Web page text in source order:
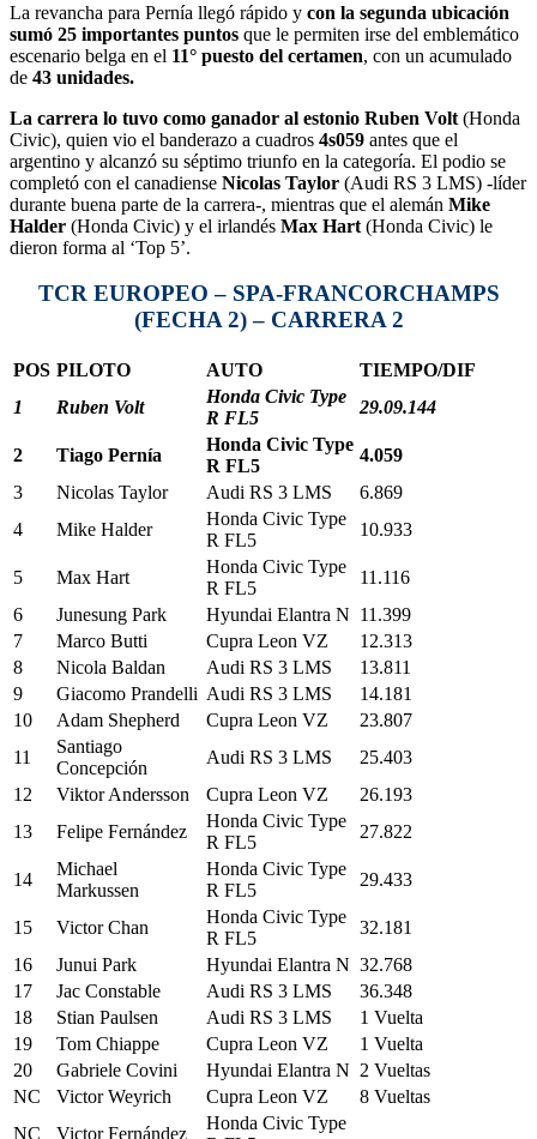
La revancha para Pernía llegó rápido y con la segunda ubicación
sumó 25 importantes puntos que le permiten irse del emblemático
escenario belga en el 11° puesto del certamen, con un acumulado
de 43 unidades.
La carrera lo tuvo como ganador al estonio Ruben Volt (Honda
Civic), quien vio el banderazo a cuadros 4s059 antes que el
argentino y alcanzó su séptimo triunfo en la categoría. El podio se
completó con el canadiense Nicolas Taylor (Audi RS 3 LMS) -líder
durante buena parte de la carrera-, mientras que el alemán Mike
Halder (Honda Civic) y el irlandés Max Hart (Honda Civic) le
dieron forma al ‘Top 5’.
TCR EUROPEO – SPA-FRANCORCHAMPS
(FECHA 2) – CARRERA 2
POS PILOTO AUTO
TIEMPO/DIF
1
Ruben Volt
Honda Civic Type
R FL5
29.09.144
2 Tiago Pernía
Honda Civic Type
R FL5
4.059
3
Nicolas Taylor Audi RS 3 LMS
6.869
4
Mike Halder
Honda Civic Type
R FL5
10.933
5 Max Hart
Honda Civic Type
R FL5
11.116
6
Junesung Park Hyundai Elantra N 11.399
7
Marco Butti Cupra Leon VZ
12.313
8
Nicola Baldan Audi RS 3 LMS
13.811
9
Giacomo Prandelli Audi RS 3 LMS
14.181
10
Adam Shepherd Cupra Leon VZ
23.807
11
Santiago
Concepción
Audi RS 3 LMS
25.403
12
Viktor Andersson Cupra Leon VZ
26.193
13
Felipe Fernández
Honda Civic Type
R FL5
27.822
14
Michael
Markussen
Honda Civic Type
R FL5
29.433
15 Victor Chan
Honda Civic Type
R FL5
32.181
16
Junui Park Hyundai Elantra N 32.768
17
Jac Constable Audi RS 3 LMS
36.348
18
Stian Paulsen Audi RS 3 LMS
1 Vuelta
19
Tom Chiappe Cupra Leon VZ
1 Vuelta
20
Gabriele Covini Hyundai Elantra N 2 Vueltas
NC
Victor Weyrich Cupra Leon VZ
8 Vueltas
NC
Victor Fernández
Honda Civic Type